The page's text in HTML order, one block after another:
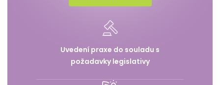
Uvedení praxe do souladu s
požadavky legislativy